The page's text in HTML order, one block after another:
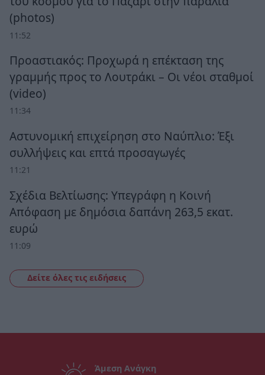
(photos)
11:52
Προαστιακός: Προχωρά η επέκταση της
γραμμής προς το Λουτράκι – Οι νέοι σταθμοί
(video)
11:34
Αστυνομική επιχείρηση στο Ναύπλιο: Έξι
συλλήψεις και επτά προσαγωγές
11:21
Σχέδια Βελτίωσης: Υπεγράφη η Κοινή
Απόφαση με δημόσια δαπάνη 263,5 εκατ.
ευρώ
11:09
Δείτε όλες τις ειδήσεις
Άμεση Ανάγκη